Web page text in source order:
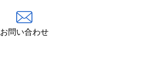
お問い合わせ